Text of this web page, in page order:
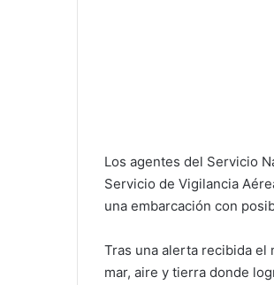
Los agentes del Servicio
Servicio de Vigilancia
una embarcación con
Tras una alerta recibida el
mar, aire y tierra donde